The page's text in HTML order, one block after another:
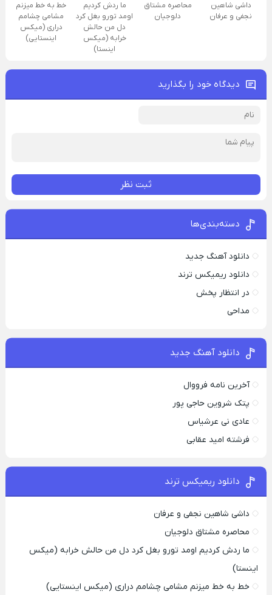
داشی شاهین
نجفی و عرفان
محاصره مشتاق
دلوجیان
ما ردش کردیم
اومد تورو بغل کرد
دل من حالش
خرابه (میکس
اینستا)
خط به خط میزنم
مشامی چشامم
دراری (میکس
اینستایی)
دیدگاه خود را بگذارید
ثبت نظر
دسته‌بندی‌ها
دانلود آهنگ جدید
دانلود ریمیکس ترند
در انتظار پخش
مداحی
دانلود آهنگ جدید
آخرین نامه فرووال
پتک شروین حاجی پور
عادی نی عرشیاس
فرشته امید عقابی
دانلود ریمیکس ترند
داشی شاهین نجفی و عرفان
محاصره مشتاق دلوجیان
ما ردش کردیم اومد تورو بغل کرد دل من حالش خرابه (میکس
اینستا)
خط به خط میزنم مشامی چشامم دراری (میکس اینستایی)